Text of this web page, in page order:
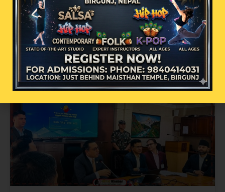
अव्यवस्थित इन्टरनेट तार व्यवस्थापनमा वीरगन्ज
महानगरको कडा कदम: सोमबार पुनः बृहत्
छलफल हुने